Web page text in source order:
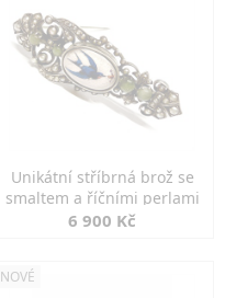
Unikátní stříbrná brož se
smaltem a říčními perlami
6 900 Kč
NOVÉ